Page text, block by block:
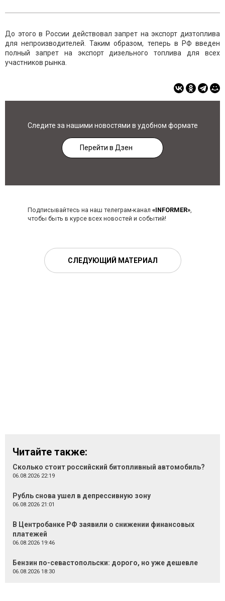
До этого в России действовал запрет на экспорт дизтоплива
для непроизводителей. Таким образом, теперь в РФ введен
полный запрет на экспорт дизельного топлива для всех
участников рынка.
Следите за нашими новостями в удобном формате
Перейти в Дзен
Подписывайтесь на наш телеграм-канал «INFORMER»,
чтобы быть в курсе всех новостей и событий!
СЛЕДУЮЩИЙ МАТЕРИАЛ
Читайте также:
Сколько стоит российский битопливный автомобиль?
06.08.2026 22:19
Рубль снова ушел в депрессивную зону
06.08.2026 21:01
В Центробанке РФ заявили о снижении финансовых
платежей
06.08.2026 19:46
Бензин по-севастопольски: дорого, но уже дешевле
06.08.2026 18:30